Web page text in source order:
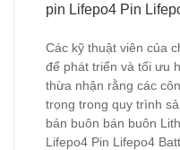
pin Lifepo4 Pin
Các kỹ thuật viên của
để phát triển và tối ưu
thừa nhận rằng các
trọng trong quy trình
bán buôn bán buôn
Lifepo4 Pin Lifepo4